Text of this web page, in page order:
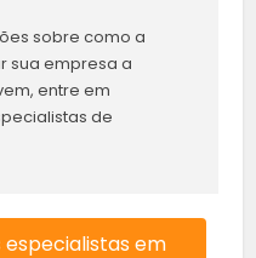
sobre como a
sua empresa a
entre em
de
especialistas em